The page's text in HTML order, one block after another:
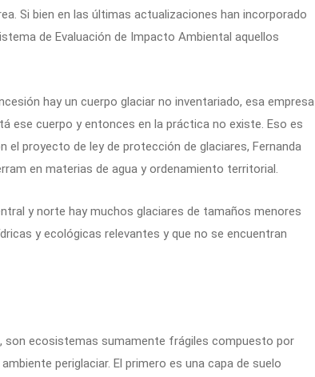
Si bien en las últimas actualizaciones han incorporado
de Evaluación de Impacto Ambiental aquellos
hay un cuerpo glaciar no inventariado, esa empresa
ese cuerpo y entonces en la práctica no existe. Eso es
el proyecto de ley de protección de glaciares, Fernanda
en materias de agua y ordenamiento territorial.
y norte hay muchos glaciares de tamaños menores
y ecológicas relevantes y que no se encuentran
son ecosistemas sumamente frágiles compuesto por
periglaciar. El primero es una capa de suelo